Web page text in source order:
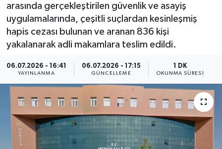
arasında gerçekleştirilen güvenlik ve asayiş
uygulamalarında, çeşitli suçlardan kesinleşmiş
hapis cezası bulunan ve aranan 836 kişi
yakalanarak adli makamlara teslim edildi.
06.07.2026 - 16:41
YAYINLANMA
06.07.2026 - 17:15
GÜNCELLEME
1 DK
OKUNMA SÜRESI
Sağlık
Si̇yaset
Spor
Anali̇z
Bi̇li̇m & Teknoloji̇
Son Dakika Haberleri
Haber Arşivi